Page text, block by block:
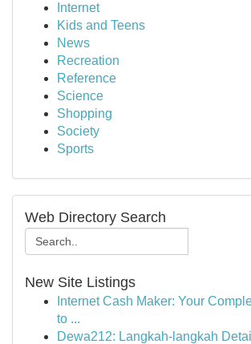
Internet
Kids and Teens
News
Recreation
Reference
Science
Shopping
Society
Sports
Web Directory Search
New Site Listings
Internet Cash Maker: Your
to ...
Dewa212: Langkah-langkah